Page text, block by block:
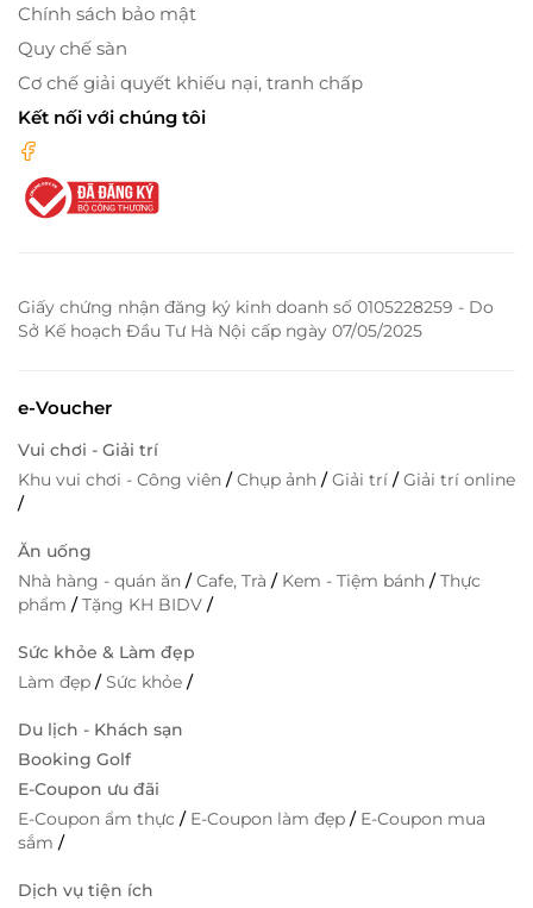
Chính sách bảo mật
Quy chế sàn
Cơ chế giải quyết khiếu nại, tranh chấp
Kết nối với chúng tôi
Giấy chứng nhận đăng ký kinh doanh số 0105228259 - Do
Sở Kế hoạch Đầu Tư Hà Nội cấp ngày 07/05/2025
e-Voucher
Vui chơi - Giải trí
Khu vui chơi - Công viên /Chụp ảnh /Giải trí /Giải trí online
/
Ăn uống
Nhà hàng - quán ăn /Cafe, Trà / Kem - Tiệm bánh /Thực
phẩm /Tặng KH BIDV /
Sức khỏe & Làm đẹp
Làm đẹp /Sức khỏe /
Du lịch - Khách sạn
Booking Golf
E-Coupon ưu đãi
E-Coupon ẩm thực / E-Coupon làm đẹp / E-Coupon mua
sắm /
Dịch vụ tiện ích